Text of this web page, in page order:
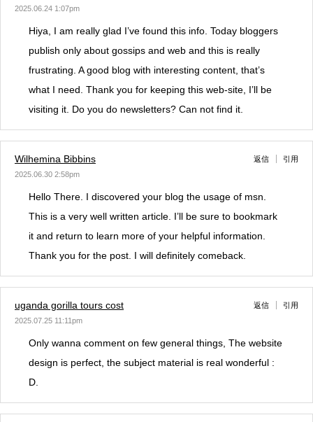
2025.06.24 1:07pm
Hiya, I am really glad I’ve found this info. Today bloggers
publish only about gossips and web and this is really
frustrating. A good blog with interesting content, that’s
what I need. Thank you for keeping this web-site, I’ll be
visiting it. Do you do newsletters? Can not find it.
Wilhemina Bibbins
2025.06.30 2:58pm
返信 引用
Hello There. I discovered your blog the usage of msn.
This is a very well written article. I’ll be sure to bookmark
it and return to learn more of your helpful information.
Thank you for the post. I will definitely comeback.
uganda gorilla tours cost
2025.07.25 11:11pm
返信 引用
Only wanna comment on few general things, The website
design is perfect, the subject material is real wonderful :
D.